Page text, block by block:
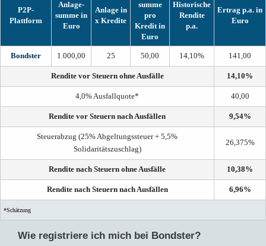
P2P-
Plattform
Anlage­
summe in
Euro
Anlage in
x Kredite
summe
pro
Kredit in
Euro
Historische
Rendite
p.a.
Ertrag p.a. in
Euro
*Schätzung
Bondster 1.000,00 25 50,00 14,10% 141,00
Rendite vor Steuern ohne Ausfälle 14,10%
4,0% Ausfallquote* 40,00
Rendite vor Steuern nach Ausfällen 9,54%
Steuerabzug (25% Abgeltungssteuer + 5,5%
Solidaritätszuschlag)
26,375%
Rendite nach Steuern ohne Ausfälle 10,38%
Rendite nach Steuern nach Ausfällen 6,96%
Wie registriere ich mich bei Bondster?